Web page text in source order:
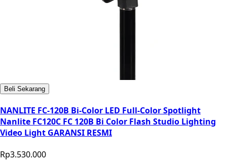
Beli Sekarang
NANLITE FC-120B Bi-Color LED Full-Color Spotlight
Nanlite FC120C FC 120B Bi Color Flash Studio Lighting
Video Light GARANSI RESMI
Rp3.530.000